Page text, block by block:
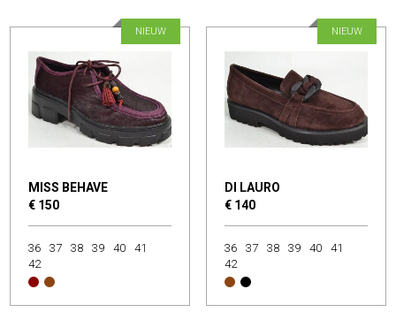
MISS BEHAVE
€ 150
NIEUW
36 37 38 39 40
41
42
DI LAURO
€ 140
NIEUW
36 37 38 39 40
41
42